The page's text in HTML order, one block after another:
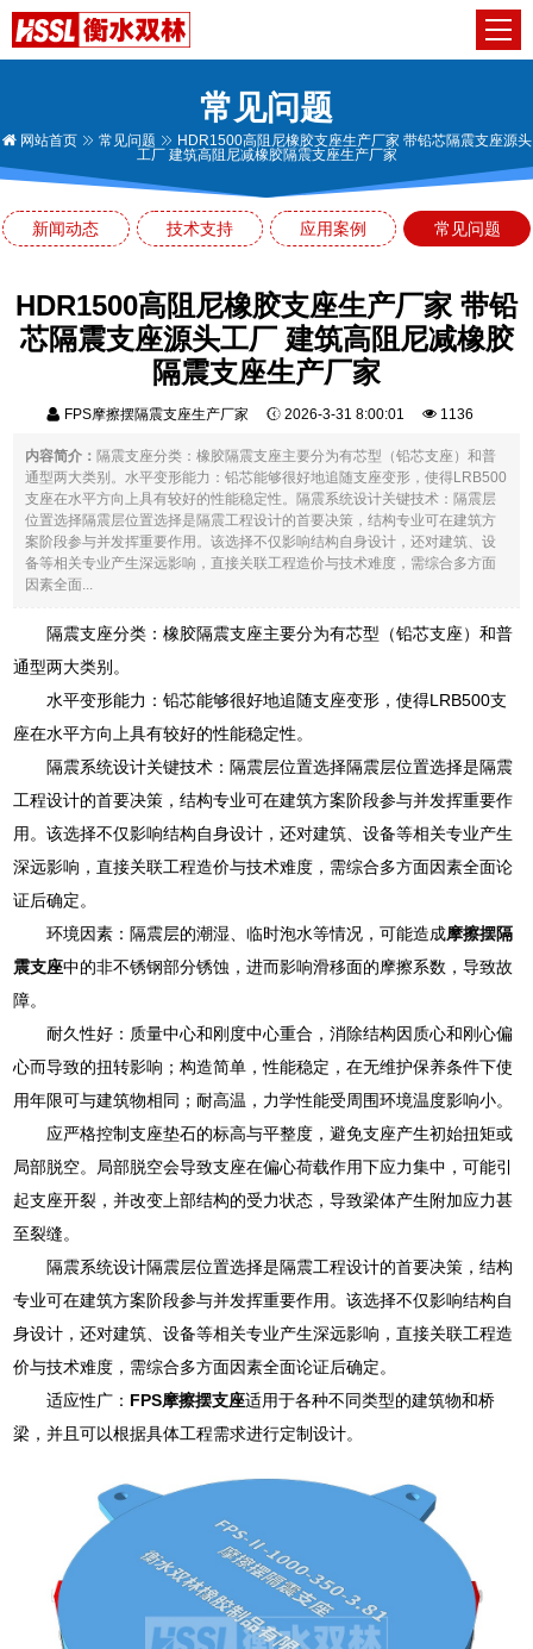
常见问题
网站首页 常见问题
HDR1500高阻尼橡胶支座生产厂家 带铅芯隔震支座源头
工厂 建筑高阻尼减橡胶隔震支座生产厂家
新闻动态 技术支持 应用案例 常见问题
HDR1500高阻尼橡胶支座生产厂家 带铅
芯隔震支座源头工厂 建筑高阻尼减橡胶
隔震支座生产厂家
FPS摩擦摆隔震支座生产厂家 2026-3-31 8:00:01 1136
内容简介：隔震支座分类：橡胶隔震支座主要分为有芯型（铅芯支座）和普
通型两大类别。水平变形能力：铅芯能够很好地追随支座变形，使得LRB500
支座在水平方向上具有较好的性能稳定性。隔震系统设计关键技术：隔震层
位置选择隔震层位置选择是隔震工程设计的首要决策，结构专业可在建筑方
案阶段参与并发挥重要作用。该选择不仅影响结构自身设计，还对建筑、设
备等相关专业产生深远影响，直接关联工程造价与技术难度，需综合多方面
因素全面...
隔震支座分类：橡胶隔震支座主要分为有芯型（铅芯支座）和普
通型两大类别。
水平变形能力：铅芯能够很好地追随支座变形，使得LRB500支
座在水平方向上具有较好的性能稳定性。
隔震系统设计关键技术：隔震层位置选择隔震层位置选择是隔震
工程设计的首要决策，结构专业可在建筑方案阶段参与并发挥重要作
用。该选择不仅影响结构自身设计，还对建筑、设备等相关专业产生
深远影响，直接关联工程造价与技术难度，需综合多方面因素全面论
证后确定。
环境因素：隔震层的潮湿、临时泡水等情况，可能造成摩擦摆隔
震支座中的非不锈钢部分锈蚀，进而影响滑移面的摩擦系数，导致故
障。
耐久性好：质量中心和刚度中心重合，消除结构因质心和刚心偏
心而导致的扭转影响；构造简单，性能稳定，在无维护保养条件下使
用年限可与建筑物相同；耐高温，力学性能受周围环境温度影响小。
应严格控制支座垫石的标高与平整度，避免支座产生初始扭矩或
局部脱空。局部脱空会导致支座在偏心荷载作用下应力集中，可能引
起支座开裂，并改变上部结构的受力状态，导致梁体产生附加应力甚
至裂缝。
隔震系统设计隔震层位置选择是隔震工程设计的首要决策，结构
专业可在建筑方案阶段参与并发挥重要作用。该选择不仅影响结构自
身设计，还对建筑、设备等相关专业产生深远影响，直接关联工程造
价与技术难度，需综合多方面因素全面论证后确定。
适应性广： FPS摩擦摆支座适用于各种不同类型的建筑物和桥
梁，并且可以根据具体工程需求进行定制设计。